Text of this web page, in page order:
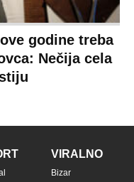
godine treba
Nečija cela
VIRALNO
Bizar